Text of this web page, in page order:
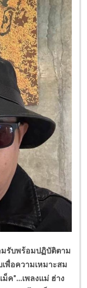
มรับพร้อมปฏิบัติตาม
พื่อความเหมาะสม
ค"...เพลงแม่ ฮ่าง